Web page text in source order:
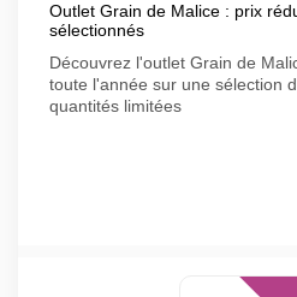
Outlet Grain de Malice : prix
sélectionnés
Découvrez l'outlet Grain de
toute l'année sur une sélection
quantités limitées